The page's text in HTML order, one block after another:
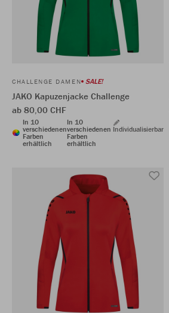
CHALLENGE DAMEN SALE!
JAKO Kapuzenjacke Challenge
ab 80,00 CHF
In 10
verschiedenen
Farben
erhältlich
In 10
verschiedenen
Farben
erhältlich
Individualisierbar